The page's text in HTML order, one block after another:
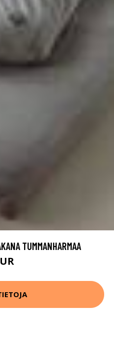
TUMMANHARMAA